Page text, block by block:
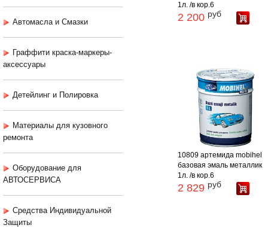
Автомасла и Смазки
Граффити краска-маркеры-
аксессуары
Детейлинг и Полировка
Материалы для кузовного
ремонта
Оборудование для
АВТОСЕРВИСА
Средства Индивидуальной
Защиты
1л. /в кор.6
2 200 руб
10809 артемида mobihel
базовая эмаль металлик
1л. /в кор.6
2 829 руб